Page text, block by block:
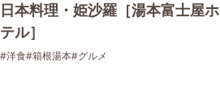
日本料理・姫沙羅［湯本富士屋ホ
テル］
#洋食#箱根湯本#グルメ